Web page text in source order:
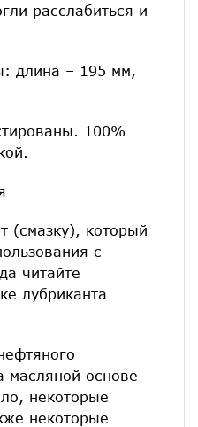
расслабиться и
длина – 195 мм,
100%
(смазку), который
с
читайте
лубриканта
масляной основе
некоторые
некоторые